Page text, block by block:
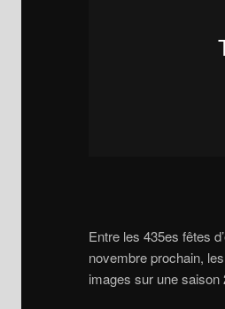
Entre les 435es fêtes
novembre prochain, les
images sur une saison